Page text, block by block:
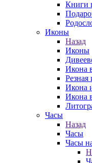
Книги
Иконы
Назад
Иконы
Икона
Резная
Икона
Икона
Часы
Назад
Часы
Часы